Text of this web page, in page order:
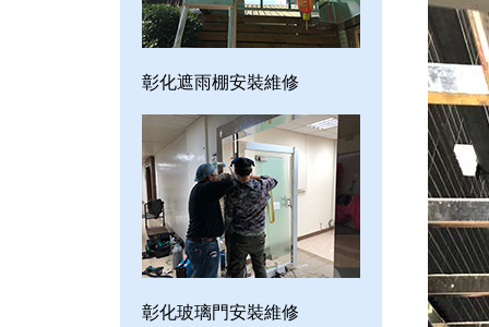
彰化遮雨棚安裝維修
彰化玻璃門安裝維修